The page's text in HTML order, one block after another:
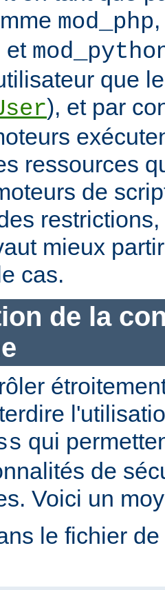
mod_php
et
que
), et par
ressources
de
mieux
cas.
de la
qui
de
Voici un
le fichier